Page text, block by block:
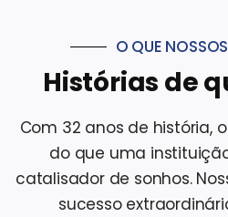
O QUE
Histórias de
Com 32 anos de história,
do que uma
catalisador de sonhos.
sucesso